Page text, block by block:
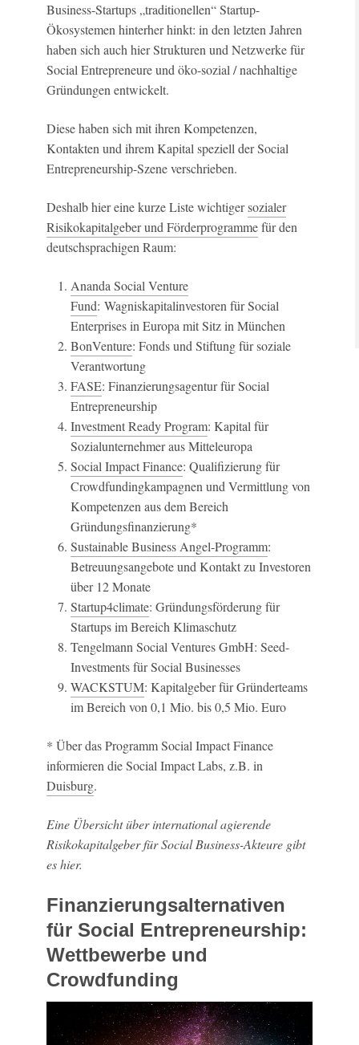
Business-Startups „traditionellen“ Startup-
Ökosystemen hinterher hinkt: in den letzten Jahren
haben sich auch hier Strukturen und Netzwerke für
Social Entrepreneure und öko-sozial / nachhaltige
Gründungen entwickelt.
Diese haben sich mit ihren Kompetenzen,
Kontakten und ihrem Kapital speziell der Social
Entrepreneurship-Szene verschrieben.
Deshalb hier eine kurze Liste wichtigersozialer
Risikokapitalgeber und Förderprogrammefür den
deutschsprachigen Raum:
Ananda Social Venture
Fund: Wagniskapitalinvestoren für Social
Enterprises in Europa mit Sitz in München
BonVenture: Fonds und Stiftung für soziale
Verantwortung
FASE: Finanzierungsagentur für Social
Entrepreneurship
Investment Ready Program: Kapital für
Sozialunternehmer aus Mitteleuropa
Social Impact Finance: Qualifizierung für
Crowdfundingkampagnen und Vermittlung von
Kompetenzen aus dem Bereich
Gründungsfinanzierung*
Sustainable Business Angel-Programm:
Betreuungsangebote und Kontakt zu Investoren
über 12 Monate
Startup4climate: Gründungsförderung für
Startups im Bereich Klimaschutz
Tengelmann Social Ventures GmbH: Seed-
Investments für Social Businesses
WACKSTUM: Kapitalgeber für Gründerteams
im Bereich von 0,1 Mio. bis 0,5 Mio. Euro
* Über das Programm Social Impact Finance
informieren die Social Impact Labs, z.B. in
Duisburg.
Eine Übersicht über international agierende
Risikokapitalgeber für Social Business-Akteure gibt
eshier.
Finanzierungsalternativen
für Social Entrepreneurship:
Wettbewerbe und
Crowdfunding